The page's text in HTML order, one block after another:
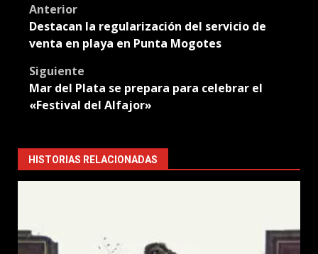
Post
navigation
Anterior
Destacan la regularización del servicio de
venta en playa en Punta Mogotes
Siguiente
Mar del Plata se prepara para celebrar el
«Festival del Alfajor»
HISTORIAS RELACIONADAS